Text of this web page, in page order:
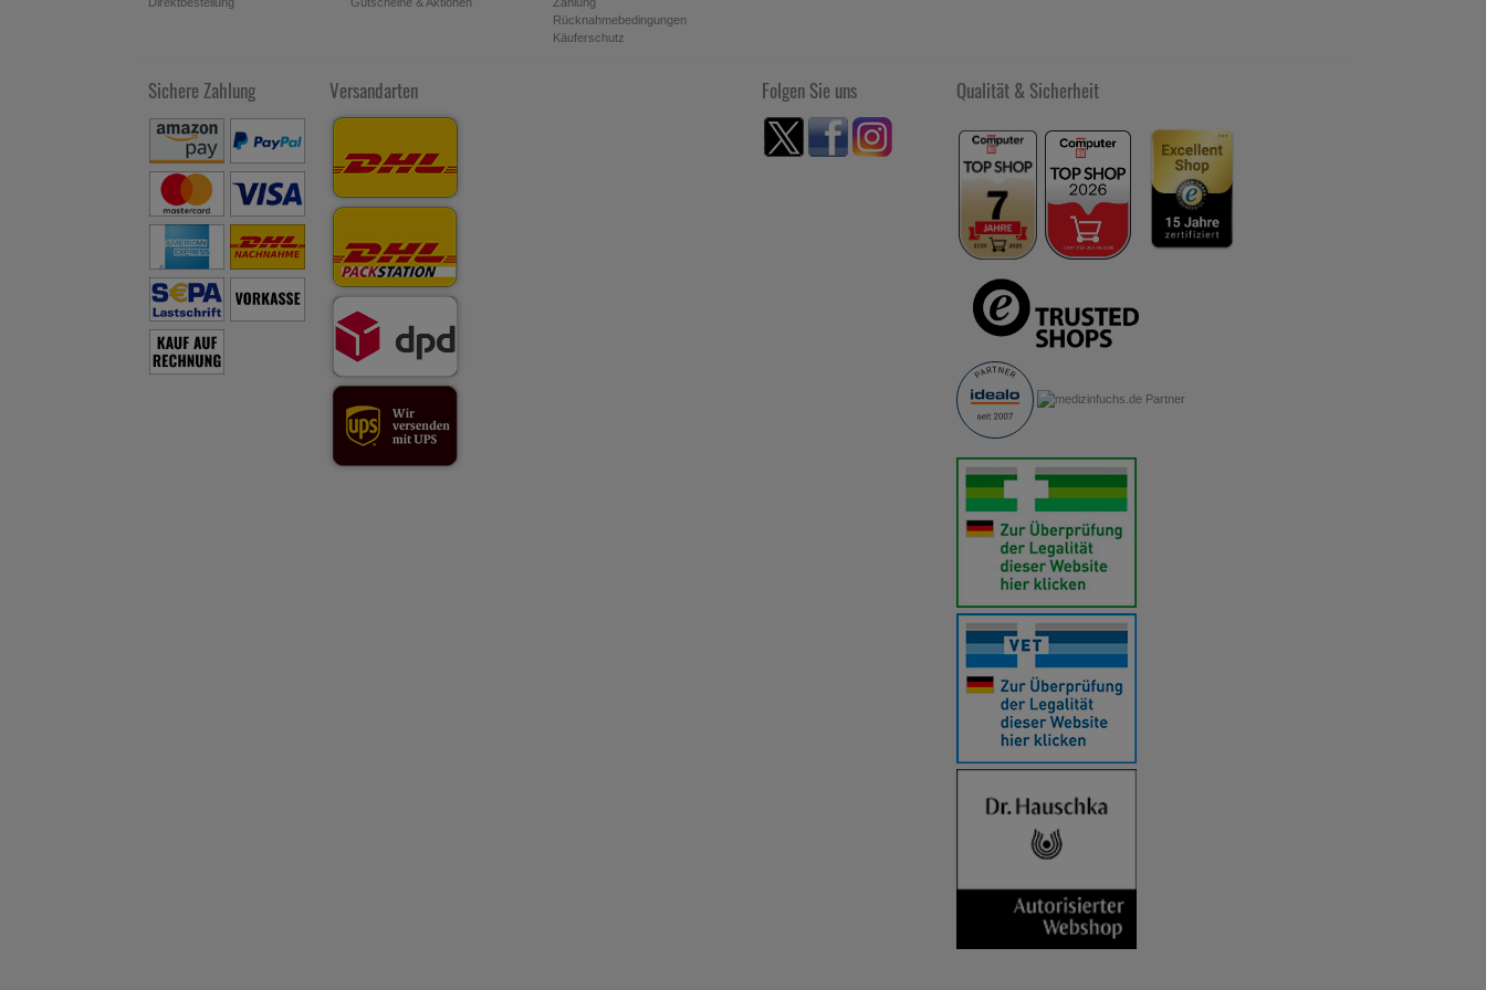
Rücknahmebedingungen
Käuferschutz
Sichere Zahlung Versandarten Folgen Sie uns Qualität & Sicherheit